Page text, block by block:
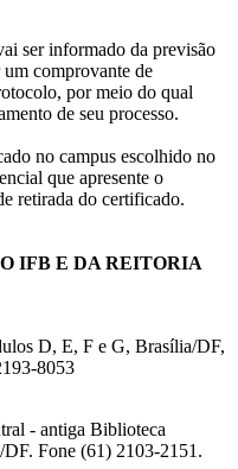
ser informado da previsão
comprovante de
por meio do qual
de seu processo.
no campus escolhido no
que apresente o
retirada do certificado.
IFB E DA REITORIA
D, E, F e G, Brasília/DF,
8053
- antiga Biblioteca
Fone (61) 2103-2151.